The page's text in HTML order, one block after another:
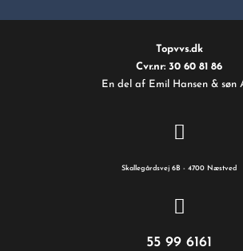
Topvvs.dk
Cvr.nr: 30 60 81 86
En del af Emil Hansen & søn
Skallegårdsvej 6B - 4700 Næstved
55 99 6161